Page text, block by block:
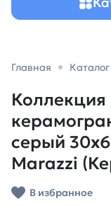
Главная
Коллекция
серый
Marazzi
В избранное